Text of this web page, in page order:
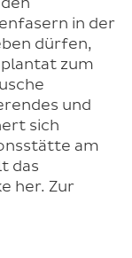
in der
dürfen,
zum
und
sich
am
das
her. Zur